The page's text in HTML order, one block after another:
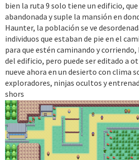
bien la ruta 9 solo tiene un edificio,
abandonada y suple la mansión en
Haunter, la población se ve
individuos que estaban de pie en el
para que estén caminando y
del edificio, pero puede ser editado a
nueve ahora en un desierto con clima
exploradores, ninjas ocultos y
shors